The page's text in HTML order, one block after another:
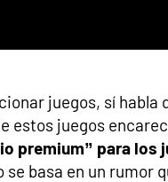
juegos, sí habla
estos juegos
premium” para los
basa en un rumor